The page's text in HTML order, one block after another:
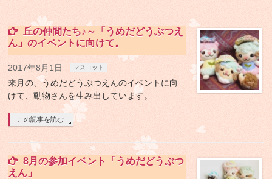
丘の仲間たち♪～「うめだどうぶつえ
ん」のイベントに向けて。
2017年8月1日 マスコット
来月の、うめだどうぶつえんのイベントに向
けて、動物さんを生み出しています。
この記事を読む
8月の参加イベント「うめだどうぶつ
えん」